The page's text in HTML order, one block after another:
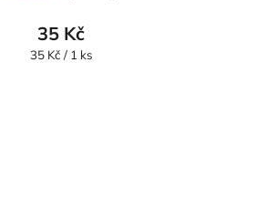
35 Kč
Měrná
35 Kč / 1 ks